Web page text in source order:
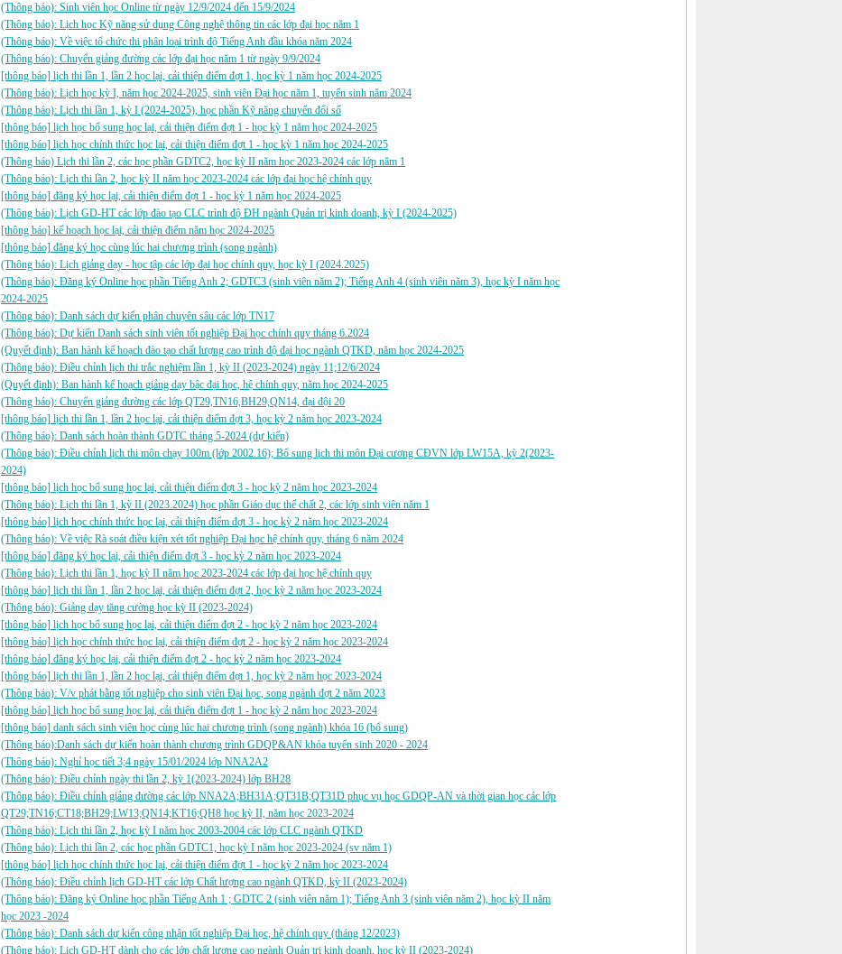
(Thông báo): Sinh viên học Online từ ngày 12/9/2024 đến 15/9/2024
(Thông báo): Lịch học Kỹ năng sử dụng Công nghệ thông tin các lớp đại học năm 1
(Thông báo): Về việc tổ chức thi phân loại trình độ Tiếng Anh đầu khóa năm 2024
(Thông báo): Chuyển giảng đường các lớp đại học năm 1 từ ngày 9/9/2024
[thông báo] lịch thi lần 1, lần 2 học lại, cải thiện điểm đợt 1, học kỳ 1 năm học 2024-2025
(Thông báo): Lịch học kỳ I, năm học 2024-2025, sinh viên Đại học năm 1, tuyển sinh năm 2024
(Thông báo): Lịch thi lần 1, kỳ I (2024-2025), học phần Kỹ năng chuyển đổi số
[thông báo] lịch học bổ sung học lại, cải thiện điểm đợt 1 - học kỳ 1 năm học 2024-2025
[thông báo] lịch học chính thức học lại, cải thiện điểm đợt 1 - học kỳ 1 năm học 2024-2025
(Thông báo) Lịch thi lần 2, các học phần GDTC2, học kỳ II năm học 2023-2024 các lớp năm 1
(Thông báo): Lịch thi lần 2, học kỳ II năm học 2023-2024 các lớp đại học hệ chính quy
[thông báo] đăng ký học lại, cải thiện điểm đợt 1 - học kỳ 1 năm học 2024-2025
(Thông báo): Lịch GD-HT các lớp đào tạo CLC trình độ ĐH ngành Quản trị kinh doanh, kỳ I (2024-2025)
[thông báo] kế hoạch học lại, cải thiện điểm năm học 2024-2025
[thông báo] đăng ký học cùng lúc hai chương trình (song ngành)
(Thông báo): Lịch giảng dạy - học tập các lớp đại học chính quy, học kỳ I (2024.2025)
(Thông báo): Đăng ký Online học phần Tiếng Anh 2; GDTC3 (sinh viên năm 2); Tiếng Anh 4 (sinh viên năm 3), học kỳ I năm học
2024-2025
(Thông báo): Danh sách dự kiến phân chuyên sâu các lớp TN17
(Thông báo): Dự kiến Danh sách sinh viên tốt nghiệp Đại học chính quy tháng 6.2024
(Quyết định): Ban hành kế hoạch đào tạo chất lượng cao trình độ đại học ngành QTKD, năm học 2024-2025
(Thông báo): Điều chỉnh lịch thi trắc nghiệm lần 1, kỳ II (2023-2024) ngày 11;12/6/2024
(Quyết định): Ban hành kế hoạch giảng dạy bậc đại học, hệ chính quy, năm học 2024-2025
(Thông báo): Chuyển giảng đường các lớp QT29,TN16,BH29,QN14, đại đội 20
[thông báo] lịch thi lần 1, lần 2 học lại, cải thiện điểm đợt 3, học kỳ 2 năm học 2023-2024
(Thông báo): Danh sách hoàn thành GDTC tháng 5-2024 (dự kiến)
(Thông báo): Điều chỉnh lịch thi môn chạy 100m (lớp 2002.16); Bổ sung lịch thi môn Đại cương CĐVN lớp LW15A, kỳ 2(2023-
2024)
[thông báo] lịch học bổ sung học lại, cải thiện điểm đợt 3 - học kỳ 2 năm học 2023-2024
(Thông báo): Lịch thi lần 1, kỳ II (2023.2024) học phần Giáo dục thể chất 2, các lớp sinh viên năm 1
[thông báo] lịch học chính thức học lại, cải thiện điểm đợt 3 - học kỳ 2 năm học 2023-2024
(Thông báo): Về việc Rà soát điều kiện xét tốt nghiệp Đại học hệ chính quy, tháng 6 năm 2024
[thông báo] đăng ký học lại, cải thiện điểm đợt 3 - học kỳ 2 năm học 2023-2024
(Thông báo): Lịch thi lần 1, học kỳ II năm học 2023-2024 các lớp đại học hệ chính quy
[thông báo] lịch thi lần 1, lần 2 học lại, cải thiện điểm đợt 2, học kỳ 2 năm học 2023-2024
(Thông báo): Giảng dạy tăng cường học kỳ II (2023-2024)
[thông báo] lịch học bổ sung học lại, cải thiện điểm đợt 2 - học kỳ 2 năm học 2023-2024
[thông báo] lịch học chính thức học lại, cải thiện điểm đợt 2 - học kỳ 2 năm học 2023-2024
[thông báo] đăng ký học lại, cải thiện điểm đợt 2 - học kỳ 2 năm học 2023-2024
[thông báo] lịch thi lần 1, lần 2 học lại, cải thiện điểm đợt 1, học kỳ 2 năm học 2023-2024
(Thông báo): V/v phát bằng tốt nghiệp cho sinh viên Đại học, song ngành đợt 2 năm 2023
[thông báo] lịch học bổ sung học lại, cải thiện điểm đợt 1 - học kỳ 2 năm học 2023-2024
[thông báo] danh sách sinh viên học cùng lúc hai chương trình (song ngành) khóa 16 (bổ sung)
(Thông báo):Danh sách dự kiến hoàn thành chương trình GDQP&AN khóa tuyển sinh 2020 - 2024
(Thông báo): Nghỉ học tiết 3;4 ngày 15/01/2024 lớp NNA2A2
(Thông báo): Điều chỉnh ngày thi lần 2, kỳ 1(2023-2024) lớp BH28
(Thông báo): Điều chỉnh giảng đường các lớp NNA2A;BH31A;QT31B;QT31D phục vụ học GDQP-AN và thời gian học các lớp
QT29;TN16;CT18;BH29;LW13;QN14;KT16;QH8 học kỳ II, năm học 2023-2024
(Thông báo): Lịch thi lần 2, học kỳ I năm học 2003-2004 các lớp CLC ngành QTKD
(Thông báo): Lịch thi lần 2, các học phần GDTC1, học kỳ I năm học 2023-2024 (sv năm 1)
[thông báo] lịch học chính thức học lại, cải thiện điểm đợt 1 - học kỳ 2 năm học 2023-2024
(Thông báo): Điều chỉnh lịch GD-HT các lớp Chất lượng cao ngành QTKD, kỳ II (2023-2024)
(Thông báo): Đăng ký Online học phần Tiếng Anh 1 ; GDTC 2 (sinh viên năm 1); Tiếng Anh 3 (sinh viên năm 2), học kỳ II năm
học 2023 -2024
(Thông báo): Danh sách dự kiến công nhận tốt nghiệp Đại học, hệ chính quy (tháng 12/2023)
(Thông báo): Lịch GD-HT dành cho các lớp chất lượng cao ngành Quản trị kinh doanh, học kỳ II (2023-2024)